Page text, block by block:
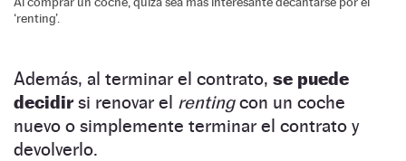
‘renting’.
Además, al terminar el contrato, se puede
decidirsi renovar el rentingcon un coche
nuevo o simplemente terminar el contrato y
devolverlo.